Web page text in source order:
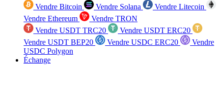
Vendre Bitcoin Vendre Solana
Vendre Litecoin
Vendre Ethereum
Vendre TRON
Vendre USDT TRC20
Vendre USDT ERC20
Vendre USDT BEP20
Vendre USDC ERC20
Vendre
USDC Polygon
Échange